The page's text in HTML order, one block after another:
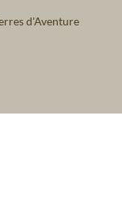
d'Aventure